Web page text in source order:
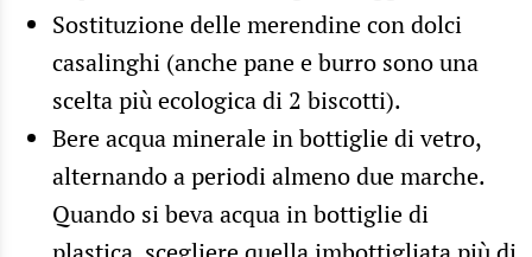
Sostituzione delle merendine con dolci
casalinghi (anche pane e burro sono una
scelta più ecologica di 2 biscotti).
Bere acqua minerale in bottiglie di vetro,
alternando a periodi almeno due marche.
Quando si beva acqua in bottiglie di